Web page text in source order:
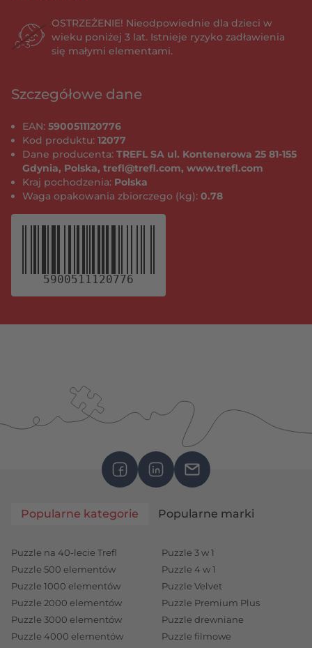
OSTRZEŻENIE! Nieodpowiednie dla dzieci w
wieku poniżej 3 lat. Istnieje ryzyko zadławienia
się małymi elementami.
Szczegółowe dane
EAN: 5900511120776
Kod produktu: 12077
Dane producenta: TREFL SA ul. Kontenerowa 25 81-155
Gdynia, Polska, trefl@trefl.com, www.trefl.com
Kraj pochodzenia: Polska
Waga opakowania zbiorczego (kg): 0.78
5900511120776
Popularne kategorie Popularne marki
Puzzle na 40-lecie Trefl
Puzzle 500 elementów
Puzzle 1000 elementów
Puzzle 2000 elementów
Puzzle 3000 elementów
Puzzle 4000 elementów
Puzzle 3 w 1
Puzzle 4 w 1
Puzzle Velvet
Puzzle Premium Plus
Puzzle drewniane
Puzzle filmowe